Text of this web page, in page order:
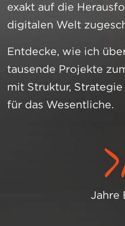
exakt auf die
digitalen Welt
Entdecke, wie ich
tausende Projekte
mit Struktur,
für das Wesentliche.
>
Jahre